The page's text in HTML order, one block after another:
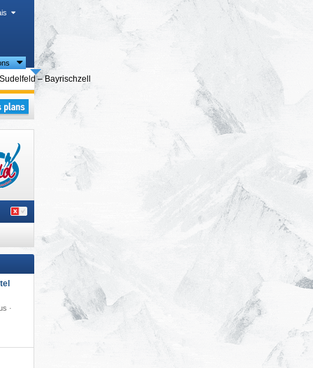
touristiques
Sudelfeld – Bayrischzell
·